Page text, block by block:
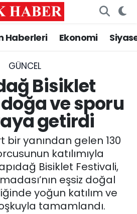
Haberleri Ekonomi
GÜNCEL
Bisiklet
ve sporu
getirdi
bir yanından gelen 130
katılımıyla
Bisiklet Festivali,
eşsiz doğal
yoğun katılım ve
tamamlandı.
HABERLERİ
Durumu ve Fikstür